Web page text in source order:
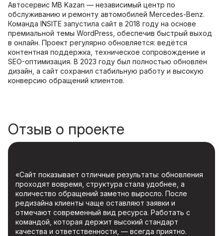
Автосервис MB Kazan — независимый центр по
обслуживанию и ремонту автомобилей Mercedes-Benz.
Команда INSITE запустила сайт в 2018 году на основе
премиальной темы WordPress, обеспечив быстрый выход
в онлайн. Проект регулярно обновляется: ведётся
контентная поддержка, техническое сопровождение и
SEO-оптимизация. В 2023 году был полностью обновлён
дизайн, а сайт сохранил стабильную работу и высокую
конверсию обращений клиентов.
Отзыв о проекте
«Сайт показывает отличные результаты: обновления
проходят вовремя, структура стала удобнее, а
количество обращений заметно выросло. После
редизайна клиенты чаще оставляют заявки и
отмечают современный вид ресурса. Работать с
командой, которая держит высокий стандарт
качества и ответственности, — всегда приятно.